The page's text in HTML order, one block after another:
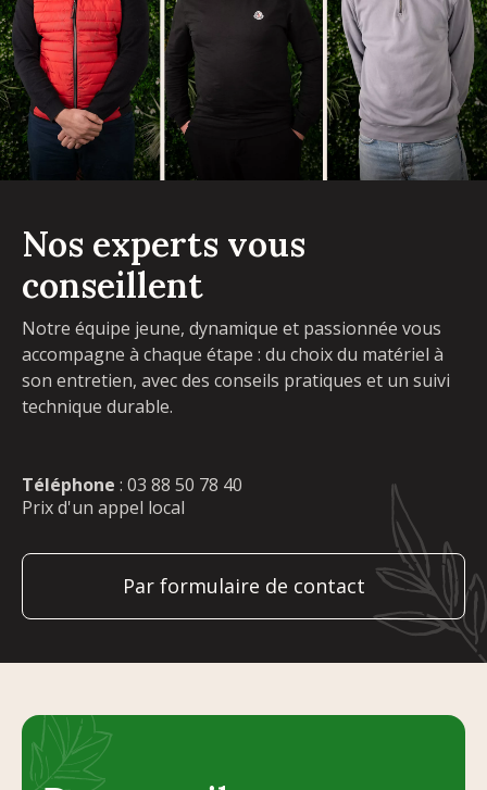
Nos experts vous
conseillent
Notre équipe jeune, dynamique et passionnée vous
accompagne à chaque étape : du choix du matériel à
son entretien, avec des conseils pratiques et un suivi
technique durable.
Téléphone : 03 88 50 78 40
Prix d'un appel local
Par formulaire de contact